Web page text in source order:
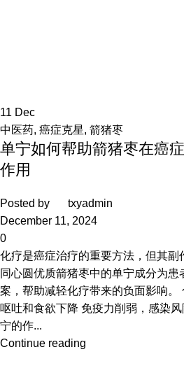
11 Dec
中医药, 癌症克星, 箭猪枣
单宁如何帮助箭猪枣在癌
作用
Posted by
txyadmin
December 11, 2024
0
化疗是癌症治疗的重要方法，但其副
同心圆优质箭猪枣中的单宁成分为
案，帮助减轻化疗带来的负面影响。
呕吐和食欲下降 免疫力削弱，感染
宁的作...
Continue reading